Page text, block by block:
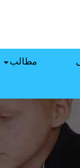
مطالب